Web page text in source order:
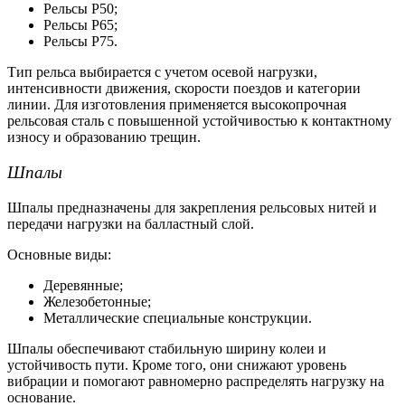
Рельсы Р50;
Рельсы Р65;
Рельсы Р75.
Тип рельса выбирается с учетом осевой нагрузки,
интенсивности движения, скорости поездов и категории
линии. Для изготовления применяется высокопрочная
рельсовая сталь с повышенной устойчивостью к контактному
износу и образованию трещин.
Шпалы
Шпалы предназначены для закрепления рельсовых нитей и
передачи нагрузки на балластный слой.
Основные виды:
Деревянные;
Железобетонные;
Металлические специальные конструкции.
Шпалы обеспечивают стабильную ширину колеи и
устойчивость пути. Кроме того, они снижают уровень
вибрации и помогают равномерно распределять нагрузку на
основание.